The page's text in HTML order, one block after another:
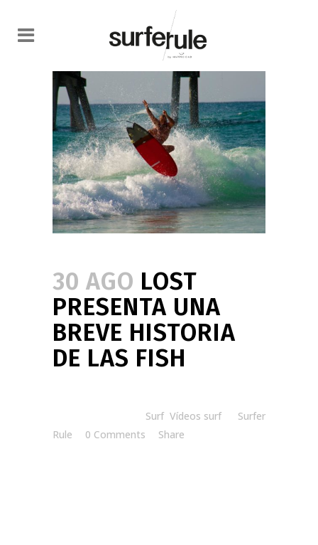
30 AGO LOST
PRESENTA UNA
BREVE HISTORIA
DE LAS FISH
Surf Vídeos surf
Surfer
Rule
0 Comments Share